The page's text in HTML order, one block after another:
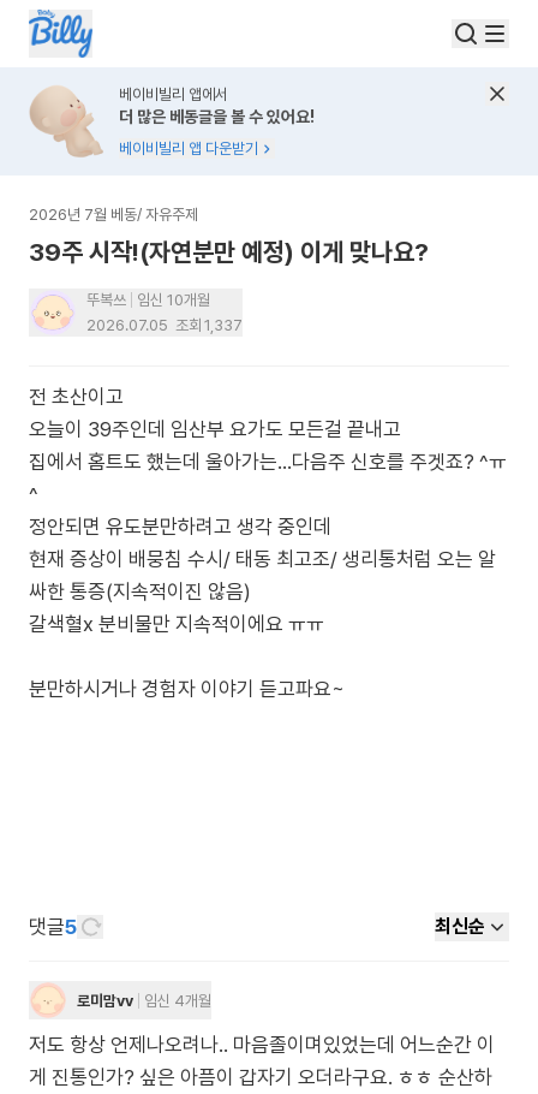
베이비빌리 앱에서
더 많은 베동글을 볼 수 있어요!
베이비빌리 앱 다운받기
2026년 7월 베동/ 자유주제
39주 시작!(자연분만 예정) 이게 맞나요?
뚜복쓰
임신 10개월
2026.07.05 조회 1,337
전 초산이고
오늘이 39주인데 임산부 요가도 모든걸 끝내고
집에서 홈트도 했는데 울아가는...다음주 신호를 주겟죠? ^ㅠ
^
정안되면 유도분만하려고 생각 중인데
현재 증상이 배뭉침 수시/ 태동 최고조/ 생리통처럼 오는 알
싸한 통증(지속적이진 않음)
갈색혈x 분비물만 지속적이에요 ㅠㅠ
분만하시거나 경험자 이야기 듣고파요~
댓글5 최신순
로미맘vv 임신 4개월
저도 항상 언제나오려나.. 마음졸이며있었는데 어느순간 이
게 진통인가? 싶은 아픔이 갑자기 오더라구요. ㅎㅎ 순산하